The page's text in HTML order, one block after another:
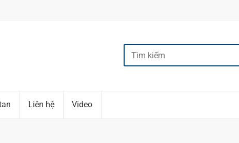
Liên hệ Video